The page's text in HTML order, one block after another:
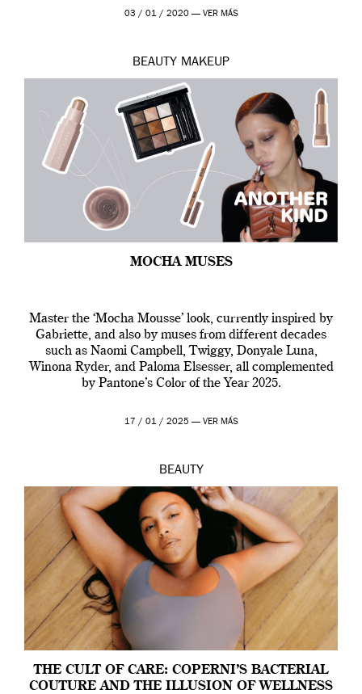
de 2019 hasta final de abril […]
03 / 01 / 2020 — VER MÁS
BEAUTY MAKEUP
MOCHA MUSES
Master the ‘Mocha Mousse’ look, currently inspired by
Gabriette, and also by muses from different decades
such as Naomi Campbell, Twiggy, Donyale Luna,
Winona Ryder, and Paloma Elsesser, all complemented
by Pantone’s Color of the Year 2025.
17 / 01 / 2025 — VER MÁS
BEAUTY
THE CULT OF CARE: COPERNI’S BACTERIAL
COUTURE AND THE ILLUSION OF WELLNESS